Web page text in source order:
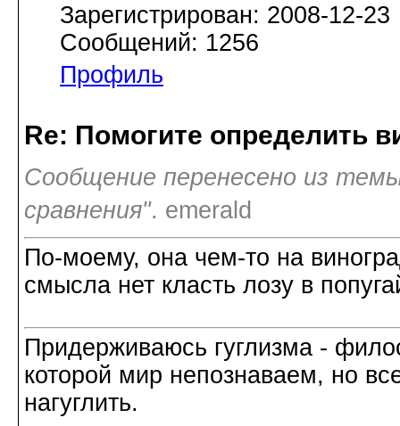
Зарегистрирован: 2008-12-23
Сообщений: 1256
Профиль
Re: Помогите определить
Сообщение перенесено из
сравнения". emerald
По-моему, она чем-то на
смысла нет класть лозу в
Придерживаюсь гуглизма -
которой мир непознаваем, но
нагуглить.